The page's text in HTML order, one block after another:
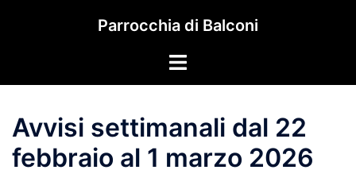
Parrocchia di Balconi
Mostra/Nascondi
Avvisi settimanali dal 22
febbraio al 1 marzo 2026